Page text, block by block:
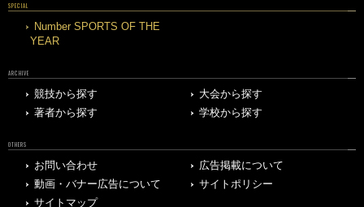
SPECIAL
Number SPORTS OF THE
YEAR
ARCHIVE
競技から探す
大会から探す
著者から探す
学校から探す
OTHERS
お問い合わせ
広告掲載について
動画・バナー広告について
サイトポリシー
サイトマップ